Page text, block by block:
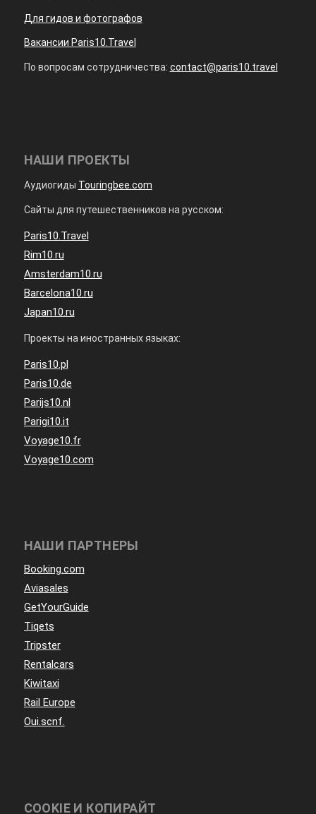
Для гидов и фотографов
Вакансии Paris10.Travel
По вопросам сотрудничества: contact@paris10.travel
НАШИ ПРОЕКТЫ
Аудиогиды Touringbee.com
Сайты для путешественников на русском:
Paris10.Travel
Rim10.ru
Amsterdam10.ru
Barcelona10.ru
Japan10.ru
Проекты на иностранных языках:
Paris10.pl
Paris10.de
Parijs10.nl
Parigi10.it
Voyage10.fr
Voyage10.com
НАШИ ПАРТНЕРЫ
Booking.com
Aviasales
GetYourGuide
Tiqets
Tripster
Rentalcars
Kiwitaxi
Rail Europe
Oui.scnf.
COOKIE И КОПИРАЙТ